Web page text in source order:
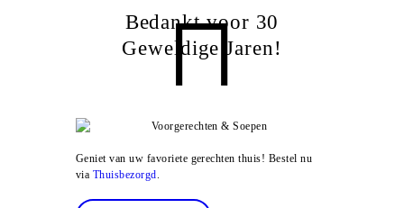
Bedankt voor 30
Geweldige Jaren!
Geniet van uw favoriete gerechten thuis! Bestel nu
via Thuisbezorgd.